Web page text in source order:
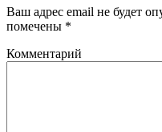
Ваш адрес email не будет
помечены *
Комментарий